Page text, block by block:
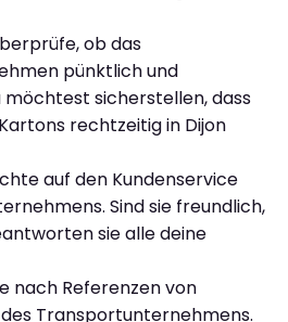
ob das
pünktlich und
möchtest sicherstellen, dass
rechtzeitig in Dijon
auf den Kundenservice
Sind sie freundlich,
sie alle deine
nach Referenzen von
Transportunternehmens.